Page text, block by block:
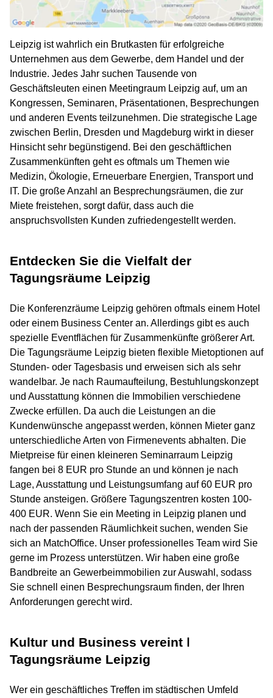
Leipzig ist wahrlich ein Brutkasten für erfolgreiche
Unternehmen aus dem Gewerbe, dem Handel und der
Industrie. Jedes Jahr suchen Tausende von
Geschäftsleuten einen Meetingraum Leipzig auf, um an
Kongressen, Seminaren, Präsentationen, Besprechungen
und anderen Events teilzunehmen. Die strategische Lage
zwischen Berlin, Dresden und Magdeburg wirkt in dieser
Hinsicht sehr begünstigend. Bei den geschäftlichen
Zusammenkünften geht es oftmals um Themen wie
Medizin, Ökologie, Erneuerbare Energien, Transport und
IT. Die große Anzahl an Besprechungsräumen, die zur
Miete freistehen, sorgt dafür, dass auch die
anspruchsvollsten Kunden zufriedengestellt werden.
Entdecken Sie die Vielfalt der
Tagungsräume Leipzig
Die Konferenzräume Leipzig gehören oftmals einem Hotel
oder einem Business Center an. Allerdings gibt es auch
spezielle Eventflächen für Zusammenkünfte größerer Art.
Die Tagungsräume Leipzig bieten flexible Mietoptionen auf
Stunden- oder Tagesbasis und erweisen sich als sehr
wandelbar. Je nach Raumaufteilung, Bestuhlungskonzept
und Ausstattung können die Immobilien verschiedene
Zwecke erfüllen. Da auch die Leistungen an die
Kundenwünsche angepasst werden, können Mieter ganz
unterschiedliche Arten von Firmenevents abhalten. Die
Mietpreise für einen kleineren Seminarraum Leipzig
fangen bei 8 EUR pro Stunde an und können je nach
Lage, Ausstattung und Leistungsumfang auf 60 EUR pro
Stunde ansteigen. Größere Tagungszentren kosten 100-
400 EUR. Wenn Sie ein Meeting in Leipzig planen und
nach der passenden Räumlichkeit suchen, wenden Sie
sich an MatchOffice. Unser professionelles Team wird Sie
gerne im Prozess unterstützen. Wir haben eine große
Bandbreite an Gewerbeimmobilien zur Auswahl, sodass
Sie schnell einen Besprechungsraum finden, der Ihren
Anforderungen gerecht wird.
Kultur und Business vereint ǀ
Tagungsräume Leipzig
Wer ein geschäftliches Treffen im städtischen Umfeld